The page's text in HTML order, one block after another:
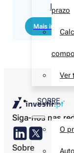
prazo
Ver
SOBRE
O
Mais
Siga-nos nas
Sobre